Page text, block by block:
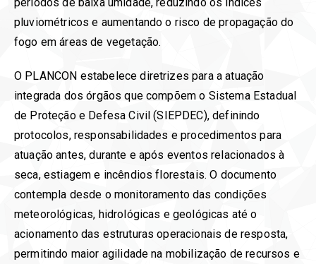
pluviométricos e aumentando o risco de propagação do
fogo em áreas de vegetação.
O PLANCON estabelece diretrizes para a atuação
integrada dos órgãos que compõem o Sistema Estadual
de Proteção e Defesa Civil (SIEPDEC), definindo
protocolos, responsabilidades e procedimentos para
atuação antes, durante e após eventos relacionados à
seca, estiagem e incêndios florestais. O documento
contempla desde o monitoramento das condições
meteorológicas, hidrológicas e geológicas até o
acionamento das estruturas operacionais de resposta,
permitindo maior agilidade na mobilização de recursos e